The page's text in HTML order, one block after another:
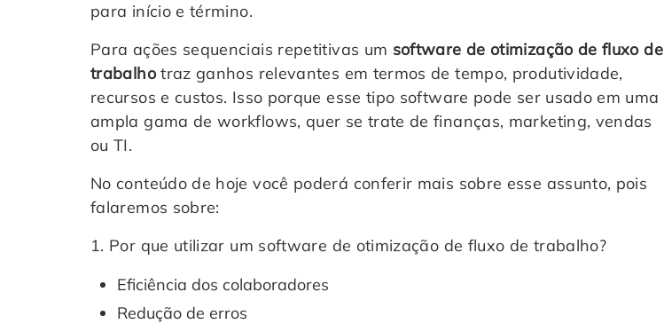
para início e término.
Para ações sequenciais repetitivas um software de otimização de fluxo de
trabalhotraz ganhos relevantes em termos de tempo, produtividade,
recursos e custos. Isso porque esse tipo software pode ser usado em uma
ampla gama de workflows, quer se trate de finanças, marketing, vendas
ou TI.
No conteúdo de hoje você poderá conferir mais sobre esse assunto, pois
falaremos sobre:
1. Por que utilizar um software de otimização de fluxo de trabalho?
Eficiência dos colaboradores
Redução de erros